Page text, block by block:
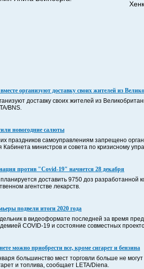
организуют доставку своих жителей из
доставку своих жителей из
BNS.
новогодние салюты
праздников самоуправлениям запрещено
Кабинета министров и совета по кризисному
против "Covid-19" начнется 28 декабря
доставить 9750 доз
агентстве лекарств.
подвели итоги 2020 года
в видеоформате последней за время
COVID-19 и состояние совместных
можно приобрести все, кроме сигарет и бензина
большинство мест торговли больше не
и топлива, сообщает LETA/Diena.